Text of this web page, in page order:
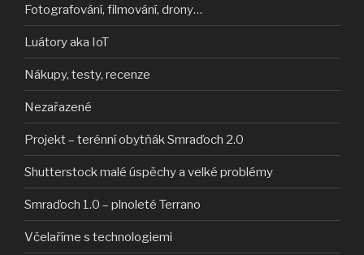
Fotografování, filmování, drony…
Luátory aka IoT
Nákupy, testy, recenze
Nezařazené
Projekt – terénní obytňák Smraďoch 2.0
Shutterstock malé úspěchy a velké problémy
Smraďoch 1.0 – plnoleté Terrano
Včelaříme s technologiemi